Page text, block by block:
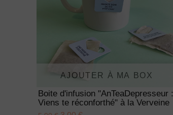
AJOUTER À MA BOX
Boite d'infusion "AnTeaDepresseur :
Viens te réconforthé" à la Verveine